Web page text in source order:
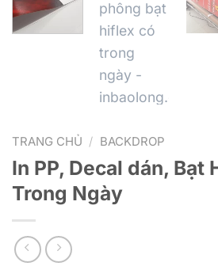
TRANG CHỦ / BACKDROP
In PP, Decal dán, Bạt
Trong Ngày